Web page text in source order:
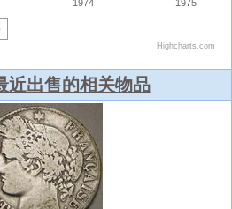
近出售的相关物品